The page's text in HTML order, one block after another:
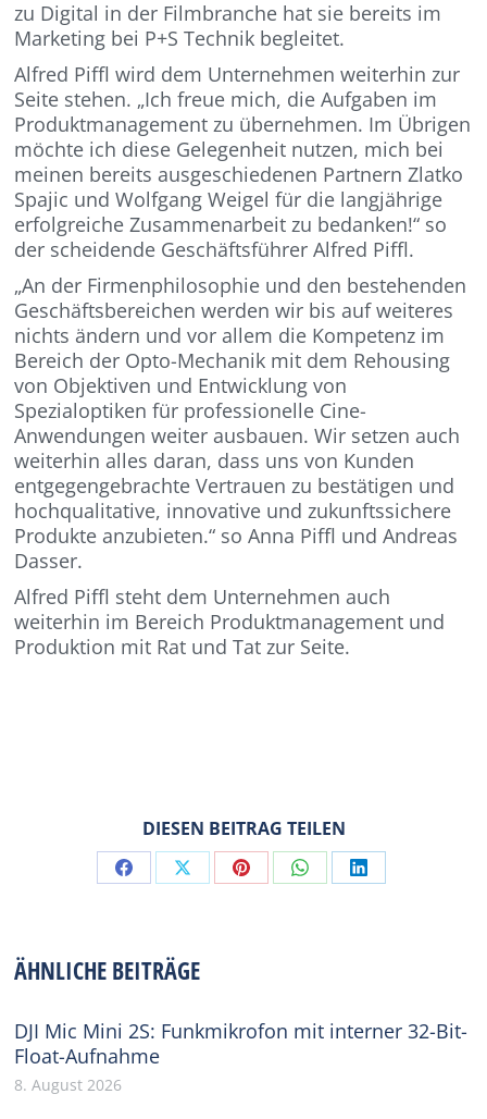
zu Digital in der Filmbranche hat sie bereits im
Marketing bei P+S Technik begleitet.
Alfred Piffl wird dem Unternehmen weiterhin zur
Seite stehen. „Ich freue mich, die Aufgaben im
Produktmanagement zu übernehmen. Im Übrigen
möchte ich diese Gelegenheit nutzen, mich bei
meinen bereits ausgeschiedenen Partnern Zlatko
Spajic und Wolfgang Weigel für die langjährige
erfolgreiche Zusammenarbeit zu bedanken!“ so
der scheidende Geschäftsführer Alfred Piffl.
„An der Firmenphilosophie und den bestehenden
Geschäftsbereichen werden wir bis auf weiteres
nichts ändern und vor allem die Kompetenz im
Bereich der Opto-Mechanik mit dem Rehousing
von Objektiven und Entwicklung von
Spezialoptiken für professionelle Cine-
Anwendungen weiter ausbauen. Wir setzen auch
weiterhin alles daran, dass uns von Kunden
entgegengebrachte Vertrauen zu bestätigen und
hochqualitative, innovative und zukunftssichere
Produkte anzubieten.“ so Anna Piffl und Andreas
Dasser.
Alfred Piffl steht dem Unternehmen auch
weiterhin im Bereich Produktmanagement und
Produktion mit Rat und Tat zur Seite.
DIESEN BEITRAG TEILEN
Share Share Share Share Share
ÄHNLICHE BEITRÄGE
DJI Mic Mini 2S: Funkmikrofon mit interner 32-Bit-
Float-Aufnahme
8. August 2026